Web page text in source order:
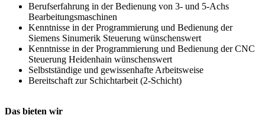
Berufserfahrung in der Bedienung von 3- und 5-Achs
Bearbeitungsmaschinen
Kenntnisse in der Programmierung und Bedienung der
Siemens Sinumerik Steuerung wünschenswert
Kenntnisse in der Programmierung und Bedienung der CNC
Steuerung Heidenhain wünschenswert
Selbstständige und gewissenhafte Arbeitsweise
Bereitschaft zur Schichtarbeit (2-Schicht)
Das bieten wir